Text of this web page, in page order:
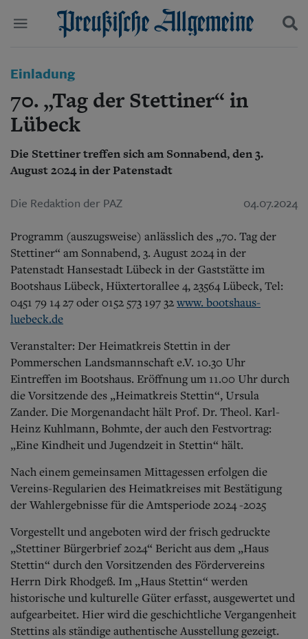
Start
Wer wir sind
Aktuelle Ausgabe
Abonnent werden
Abo Prämien
Archiv
Mediadaten
Wirtschaft
Leben
Geschichte
Ostpreußen
Berlin-Brandenburg
Danzig und Westpreußen
Bücher
Kontakt
Impressum
Datenschutz
Suchen und finden
Einladung
70. „Tag der Stettiner“ in
Lübeck
Die Stettiner treffen sich am Sonnabend, den 3.
August 2024 in der Patenstadt
Die Redaktion der PAZ 04.07.2024
Programm (auszugsweise) anlässlich des „70. Tag der
Stettiner“ am Sonnabend, 3. August 2024 in der
Patenstadt Hansestadt Lübeck in der Gaststätte im
Bootshaus Lübeck, Hüxtertorallee 4, 23564 Lübeck, Tel:
0451 79 14 27 oder 0152 573 197 32www. bootshaus-
luebeck.de
Veranstalter: Der Heimatkreis Stettin in der
Pommerschen Landsmannschaft e.V. 10.30 Uhr
Eintreffen im Bootshaus. Eröffnung um 11.00 Uhr durch
die Vorsitzende des „Heimatkreis Stettin“, Ursula
Zander. Die Morgenandacht hält Prof. Dr. Theol. Karl-
Heinz Kuhlmann, Bohmte, der auch den Festvortrag:
„Eine Kindheit und Jugendzeit in Stettin“ hält.
Nach einem gemeinsamen Mittagessen erfolgen die
Vereins-Regularien des Heimatkreises mit Bestätigung
der Wahlergebnisse für die Amtsperiode 2024 -2025
Vorgestellt und angeboten wird der frisch gedruckte
„Stettiner Bürgerbrief 2024“ Bericht aus dem „Haus
Stettin“ durch den Vorsitzenden des Fördervereins
Herrn Dirk Rhodgeß. Im „Haus Stettin“ werden
historische und kulturelle Güter erfasst, ausgewertet und
aufgearbeitet. Hier wird die geschichtliche Vergangenheit
Stettins als ständige authentische Ausstellung gezeigt.